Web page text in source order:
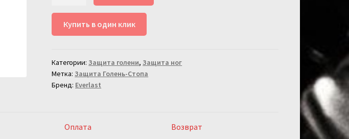
Защита
голень-
Grappling
Купить в один клик
Категории:Защита голени,Защита ног
Метка:Защита Голень-Стопа
Бренд: Everlast
Оплата Возврат